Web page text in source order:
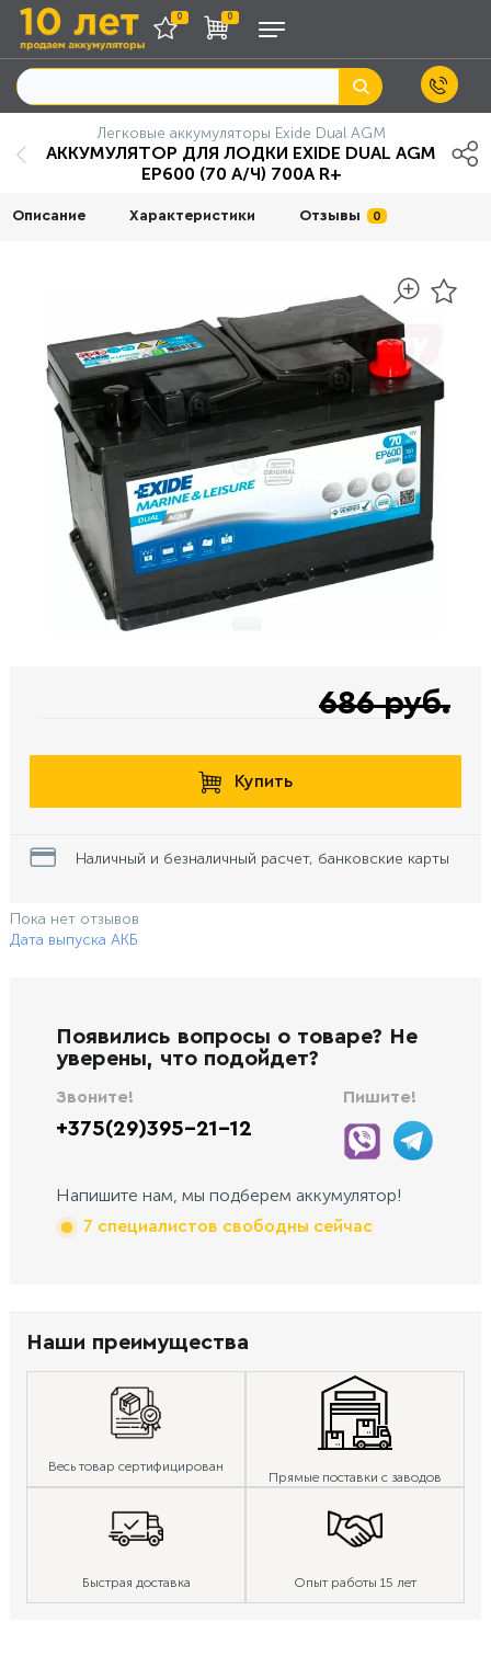
0 0
Легковые аккумуляторы Exide Dual AGM
АККУМУЛЯТОР ДЛЯ ЛОДКИ EXIDE DUAL AGM
EP600 (70 А/Ч) 700A R+
Описание Характеристики Отзывы 0
686 руб.
Купить
Наличный и безналичный расчет, банковские карты
Пока нет отзывов
Дата выпуска АКБ
Появились вопросы о товаре? Не
уверены, что подойдет?
Звоните!
+375(29)395-21-12
Пишите!
Напишите нам, мы подберем аккумулятор!
7 специалистов свободны сейчас
Наши преимущества
Весь товар сертифицирован
Прямые поставки с заводов
Быстрая доставка Опыт работы 15 лет